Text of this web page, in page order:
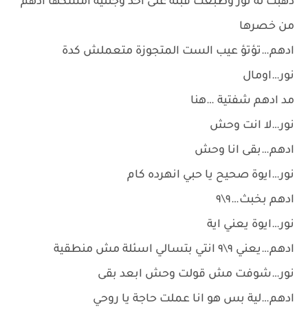
من خصرها
ادهم…تؤتؤ عيب الست المتجوزة متعملش كدة
نور…اومال
مد ادهم شفتية …هنا
نور…لا انت وحش
ادهم…بقى انا وحش
نور…ايوة صحيح يا حبي انهرده كام
ادهم بخبث…٩\٩
نور…ايوة يعني اية
ادهم…يعني ٩\٩ انتي بتسالي اسئلة مش منطقية
نور…شوفت مش قولت وحش ابعد بقى
ادهم…لية بس هو انا عملت حاجة يا روحي